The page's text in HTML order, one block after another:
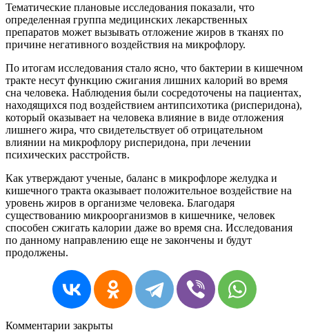
Тематические плановые исследования показали, что
определенная группа медицинских лекарственных
препаратов может вызывать отложение жиров в тканях по
причине негативного воздействия на микрофлору.
По итогам исследования стало ясно, что бактерии в кишечном
тракте несут функцию сжигания лишних калорий во время
сна человека. Наблюдения были сосредоточены на пациентах,
находящихся под воздействием антипсихотика (рисперидона),
который оказывает на человека влияние в виде отложения
лишнего жира, что свидетельствует об отрицательном
влиянии на микрофлору рисперидона, при лечении
психических расстройств.
Как утверждают ученые, баланс в микрофлоре желудка и
кишечного тракта оказывает положительное воздействие на
уровень жиров в организме человека. Благодаря
существованию микроорганизмов в кишечнике, человек
способен сжигать калории даже во время сна. Исследования
по данному направлению еще не закончены и будут
продолжены.
Комментарии закрыты